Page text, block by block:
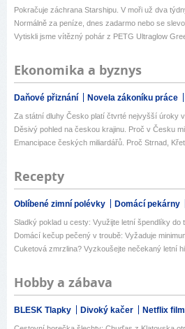
Pokračuje záchrana Starshipu. V moři už dva
Normálně za peníze, dnes zadarmo nebo se
Vytiskli jsme vítězný pohár z PETG Ultraglow
Ekonomika a byznys
Daňové přiznání Novela zákoníku práce
Za státní dluhy Česko platí čtvrté nejvyšší úroky
Děsivý pohled na českou krajinu. Proč v Česku
Emancipace českých miliardářů. Proč Strnad,
Recepty
Oblíbené zimní polévky Domácí pekárny
Sladký poklad u cesty: Využijte letní špendlíky do
Domácí kečup pečený v troubě: Vyžaduje
Cuketová zmrzlina? Vyzkoušejte nečekaný letní
Hobby a zábava
BLESK Tlapky Divoký kačer Netflix